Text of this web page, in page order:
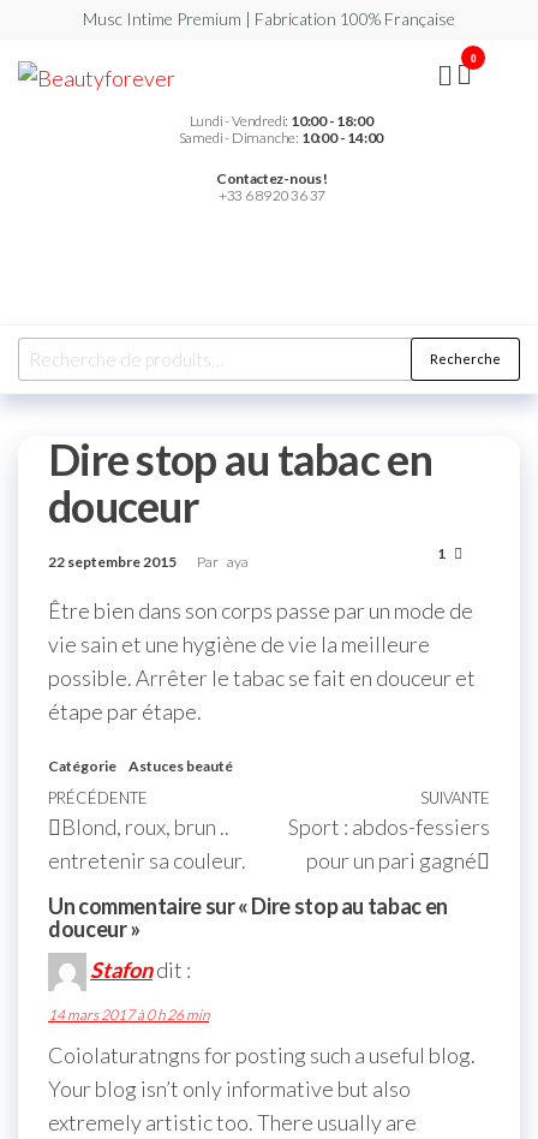
Musc Intime Premium | Fabrication 100% Française
Premium
Lundi - Vendredi: 10:00 - 18:00
Samedi - Dimanche: 10:00 - 14:00
Contactez-nous !
+33 6 89 20 36 37
0
Recherche
Dire stop au tabac en
douceur
22 septembre 2015 Par aya 1
Être bien dans son corps passe par un mode de
vie sain et une hygiène de vie la meilleure
possible. Arrêter le tabac se fait en douceur et
étape par étape.
Catégorie Astuces beauté
PRÉCÉDENTE
Blond, roux, brun ..
entretenir sa couleur.
SUIVANTE
Sport : abdos-fessiers
pour un pari gagné
Un commentaire sur « Dire stop au tabac en
douceur »
Stafondit :
14 mars 2017 à 0 h 26 min
Coiolaturatngns for posting such a useful blog.
Your blog isn’t only informative but also
extremely artistic too. There usually are